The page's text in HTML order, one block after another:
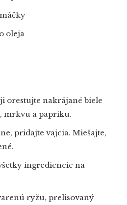
oleja
orestujte nakrájané biele
mrkvu a papriku.
pridajte vajcia. Miešajte,
ingrediencie na
ryžu, prelisovaný